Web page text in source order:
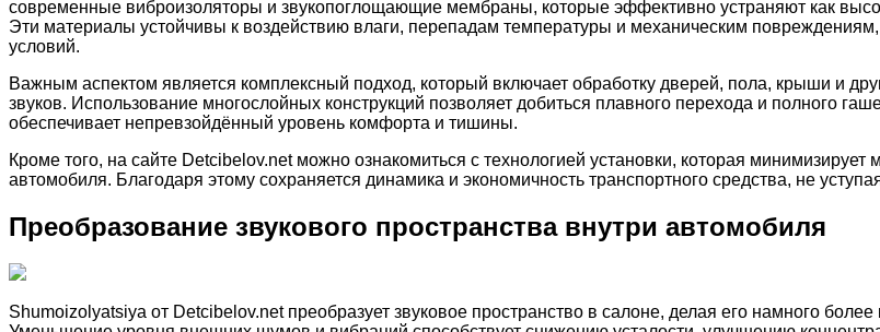
современные виброизоляторы и звукопоглощающие мембраны, которые эффективно устраняют как
Эти материалы устойчивы к воздействию влаги, перепадам температуры и механическим
условий.
Важным аспектом является комплексный подход, который включает обработку дверей, пола, крыши и
звуков. Использование многослойных конструкций позволяет добиться плавного перехода и полного
обеспечивает непревзойдённый уровень комфорта и тишины.
Кроме того, на сайте Detcibelov.net можно ознакомиться с технологией установки, которая
автомобиля. Благодаря этому сохраняется динамика и экономичность транспортного средства, не
Преобразование звукового пространства внутри автомобиля
Shumoizolyatsiya от Detcibelov.net преобразует звуковое пространство в салоне, делая его намного